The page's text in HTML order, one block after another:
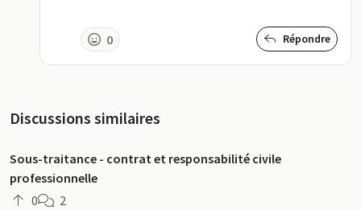
0 Répondre
Discussions similaires
Sous-traitance - contrat et responsabilité civile
professionnelle
0
2